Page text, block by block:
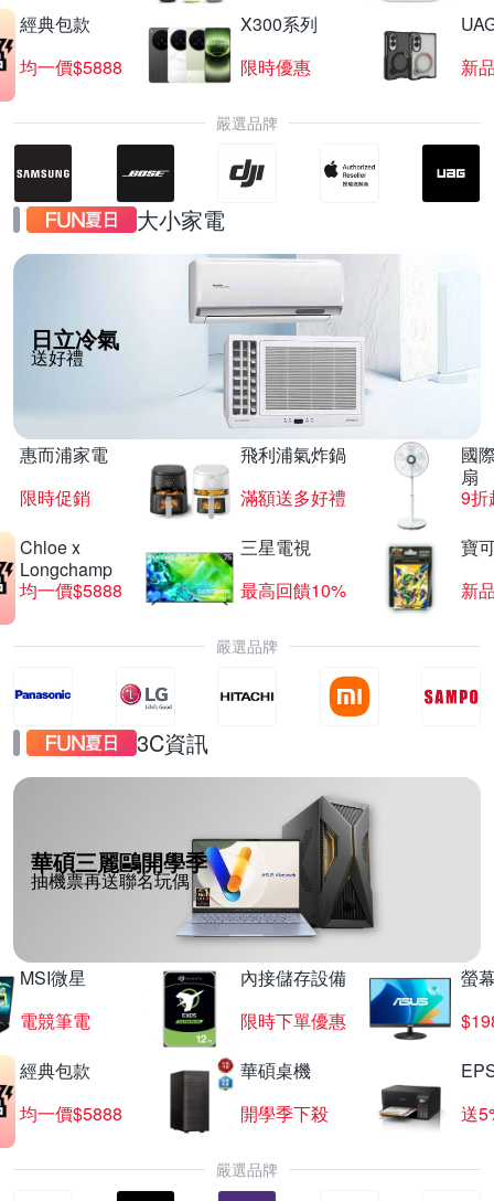
經典包款
均一價$5888
X300系列
限時優惠
新
嚴選品牌
大小家電
日立冷氣
送好禮
惠而浦家電
限時促銷
飛利浦氣炸鍋
滿額送多好禮
國
扇
9折
Chloe x
Longchamp
均一價$5888
三星電視
最高回饋10%
寶
新
嚴選品牌
3C資訊
華碩三麗鷗開學季
抽機票再送聯名玩偶
MSI微星
電競筆電
內接儲存設備
限時下單優惠
螢
經典包款
均一價$5888
華碩桌機
開學季下殺
送
嚴選品牌